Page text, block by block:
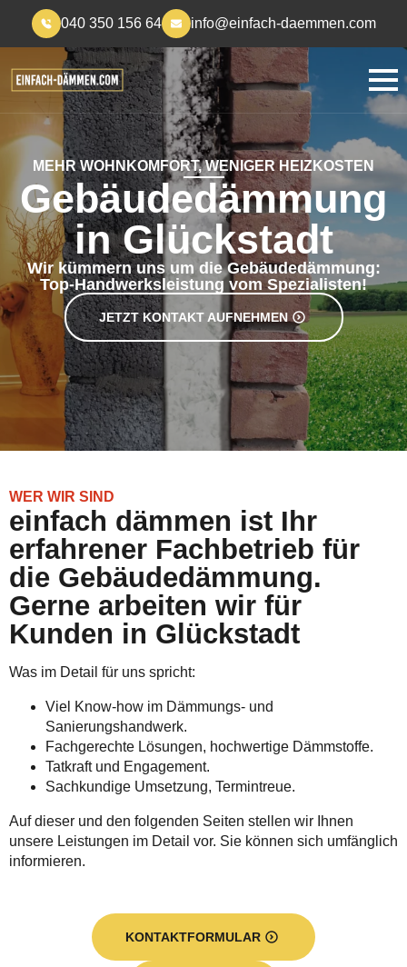
040 350 156 64 info@einfach-daemmen.com
MEHR WOHNKOMFORT, WENIGER HEIZKOSTEN
Gebäudedämmung
in Glückstadt
Wir kümmern uns um die Gebäudedämmung:
Top-Handwerksleistung vom Spezialisten!
JETZT KONTAKT AUFNEHMEN
WER WIR SIND
einfach dämmen ist Ihr
erfahrener Fachbetrieb für
die Gebäudedämmung.
Gerne arbeiten wir für
Kunden in Glückstadt
Was im Detail für uns spricht:
Viel Know-how im Dämmungs- und
Sanierungshandwerk.
Fachgerechte Lösungen, hochwertige Dämmstoffe.
Tatkraft und Engagement.
Sachkundige Umsetzung, Termintreue.
Auf dieser und den folgenden Seiten stellen wir Ihnen
unsere Leistungen im Detail vor. Sie können sich umfänglich
informieren.
KONTAKTFORMULAR